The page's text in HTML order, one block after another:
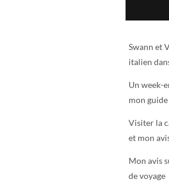
Swann et
italien
Un week-
mon
Visiter la
et mon
Mon avis
de voyage